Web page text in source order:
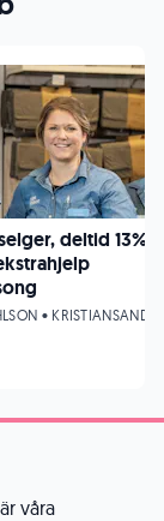
våra
deltid 13%
• KRISTIANSAND